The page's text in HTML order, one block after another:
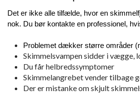
Det er ikke alle tilfælde, hvor en
nok. Du bør kontakte en professionel,
Problemet dækker større områder
Skimmelsvampen sidder i vægge,
Du får helbredssymptomer
Skimmelangrebet vender tilbage
Der er mistanke om skjult